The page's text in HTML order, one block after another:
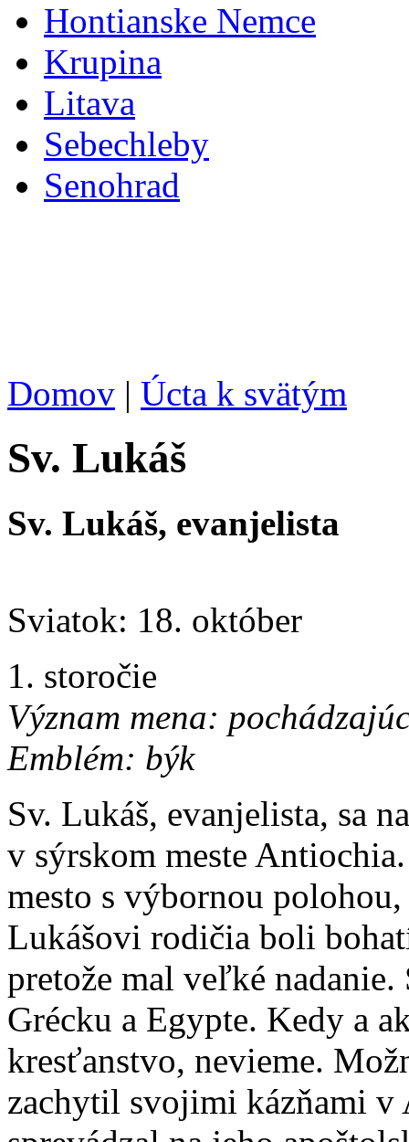
Hontianske Nemce
Krupina
Litava
Sebechleby
Senohrad
Domov | Úcta k svätým
Sv. Lukáš
Sv. Lukáš, evanjelista
Sviatok: 18. október
1. storočie
Význam mena:
Emblém: býk
Sv. Lukáš, evanjelista, sa
v sýrskom meste
mesto s výbornou
Lukášovi rodičia boli
pretože mal veľké
Grécku a Egypte. Kedy a
kresťanstvo, nevieme.
zachytil svojimi kázňami v